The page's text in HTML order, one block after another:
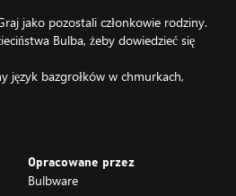
jako pozostali członkowie rodziny.
Bulba, żeby dowiedzieć się
język bazgrołków w chmurkach,
Opracowane przez
Bulbware